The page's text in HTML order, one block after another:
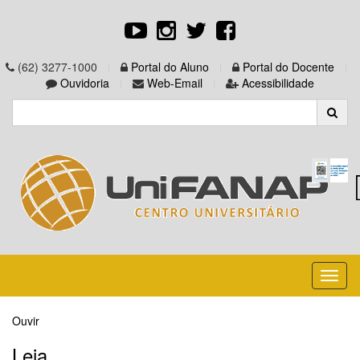
(62) 3277-1000 Portal do Aluno
Portal do Docente
Ouvidoria
Web-Email Acessibilidade
Ouvir